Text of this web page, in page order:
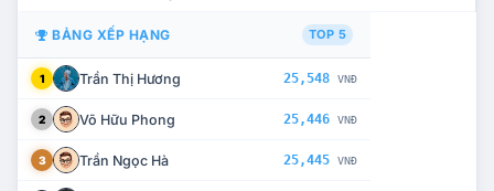
BẢNG XẾP HẠNG TOP 5
1 Trần Thị Hương 25,548 VNĐ
2 Võ Hữu Phong 25,446 VNĐ
3 Trần Ngọc Hà 25,445 VNĐ